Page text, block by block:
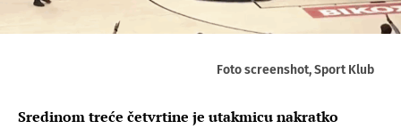
Foto screenshot, Sport Klub
Sredinom treće četvrtine je utakmicu nakratko